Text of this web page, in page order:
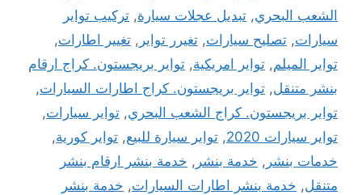
الشعب البحري, تبديل عجلات سيارة, تركيب تواير
سيارات, تصليح سيارات, تغيرر تواير , تغيير اطارات,
تواير الميلم, تواير امريكية, تواير بريجستون. كراج ارقام
بنشر متنقل, تواير بريجستون. كراج اطارات السيارات,
تواير بريجستون. كراج الشعب البحري, تواير سيارات,
تواير سيارات 2020
, تواير سيارة للبيع, تواير كورية,
خدمات بنشر , خدمة بنشر , خدمة بنشر ارقام بنشر
متنقل, خدمة بنشر اطارات السيارات, خدمة بنشر